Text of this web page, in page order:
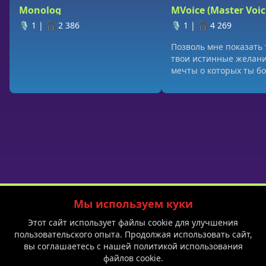
Monolog
🎙️ 1 | 🎧 2 386
MVoice (Master
🎙️ 1 | 🎧 4 269
Позволь мне показать
твои истинные
мечты о которых ты
Пользовательское соглашение
F.A.Q.Спешл на 8 марта
Мы используем куки
Этот сайт использует файлы cookie для улучшения
пользовательского опыта. Продолжая использовать сайт,
вы соглашаетесь с нашей политикой использования
файлов cookie.